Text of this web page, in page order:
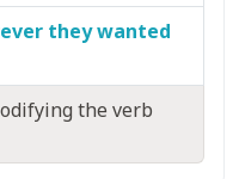
they wanted
the verb